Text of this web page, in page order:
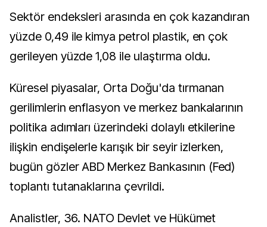
Sektör endeksleri arasında en çok kazandıran
yüzde 0,49 ile kimya petrol plastik, en çok
gerileyen yüzde 1,08 ile ulaştırma oldu.
Küresel piyasalar, Orta Doğu'da tırmanan
gerilimlerin enflasyon ve merkez bankalarının
politika adımları üzerindeki dolaylı etkilerine
ilişkin endişelerle karışık bir seyir izlerken,
bugün gözler ABD Merkez Bankasının (Fed)
toplantı tutanaklarına çevrildi.
Analistler, 36.⁠ ⁠NATO Devlet ve Hükümet